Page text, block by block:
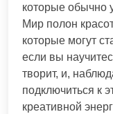
которые обычно
Мир полон
которые могут
если вы
творит, и,
подключиться к
креативной